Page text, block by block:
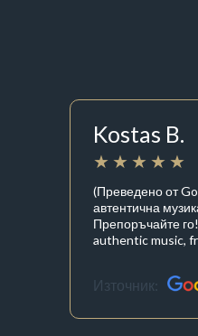
Kostas B.
(Преведено от
автентична
Препоръчайте
authentic music,
Източник: